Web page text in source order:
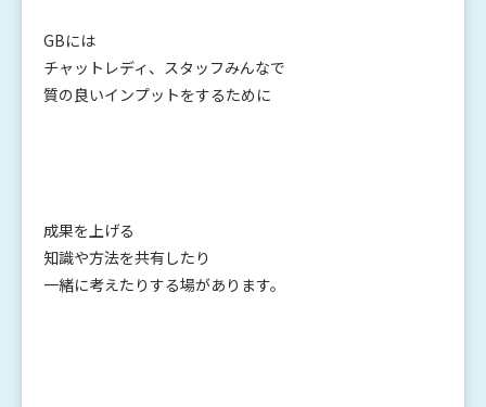
GBには
チャットレディ、スタッフみんなで
質の良いインプットをするために
成果を上げる
知識や方法を共有したり
一緒に考えたりする場があります。